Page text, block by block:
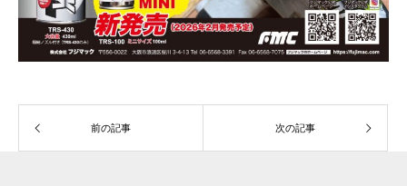
前の記事 次の記事